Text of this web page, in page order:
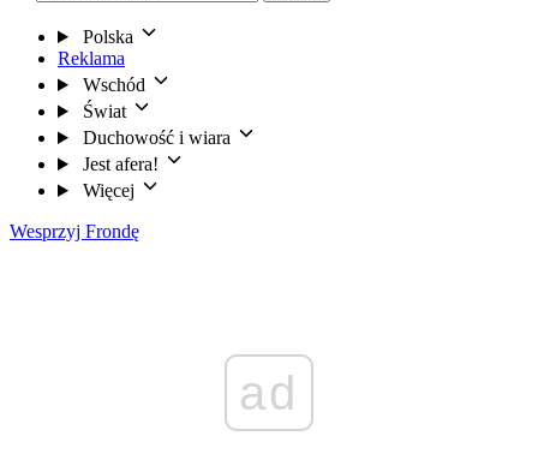
Polska
Reklama
Wschód
Świat
Duchowość i wiara
Jest afera!
Więcej
Wesprzyj Frondę
ad